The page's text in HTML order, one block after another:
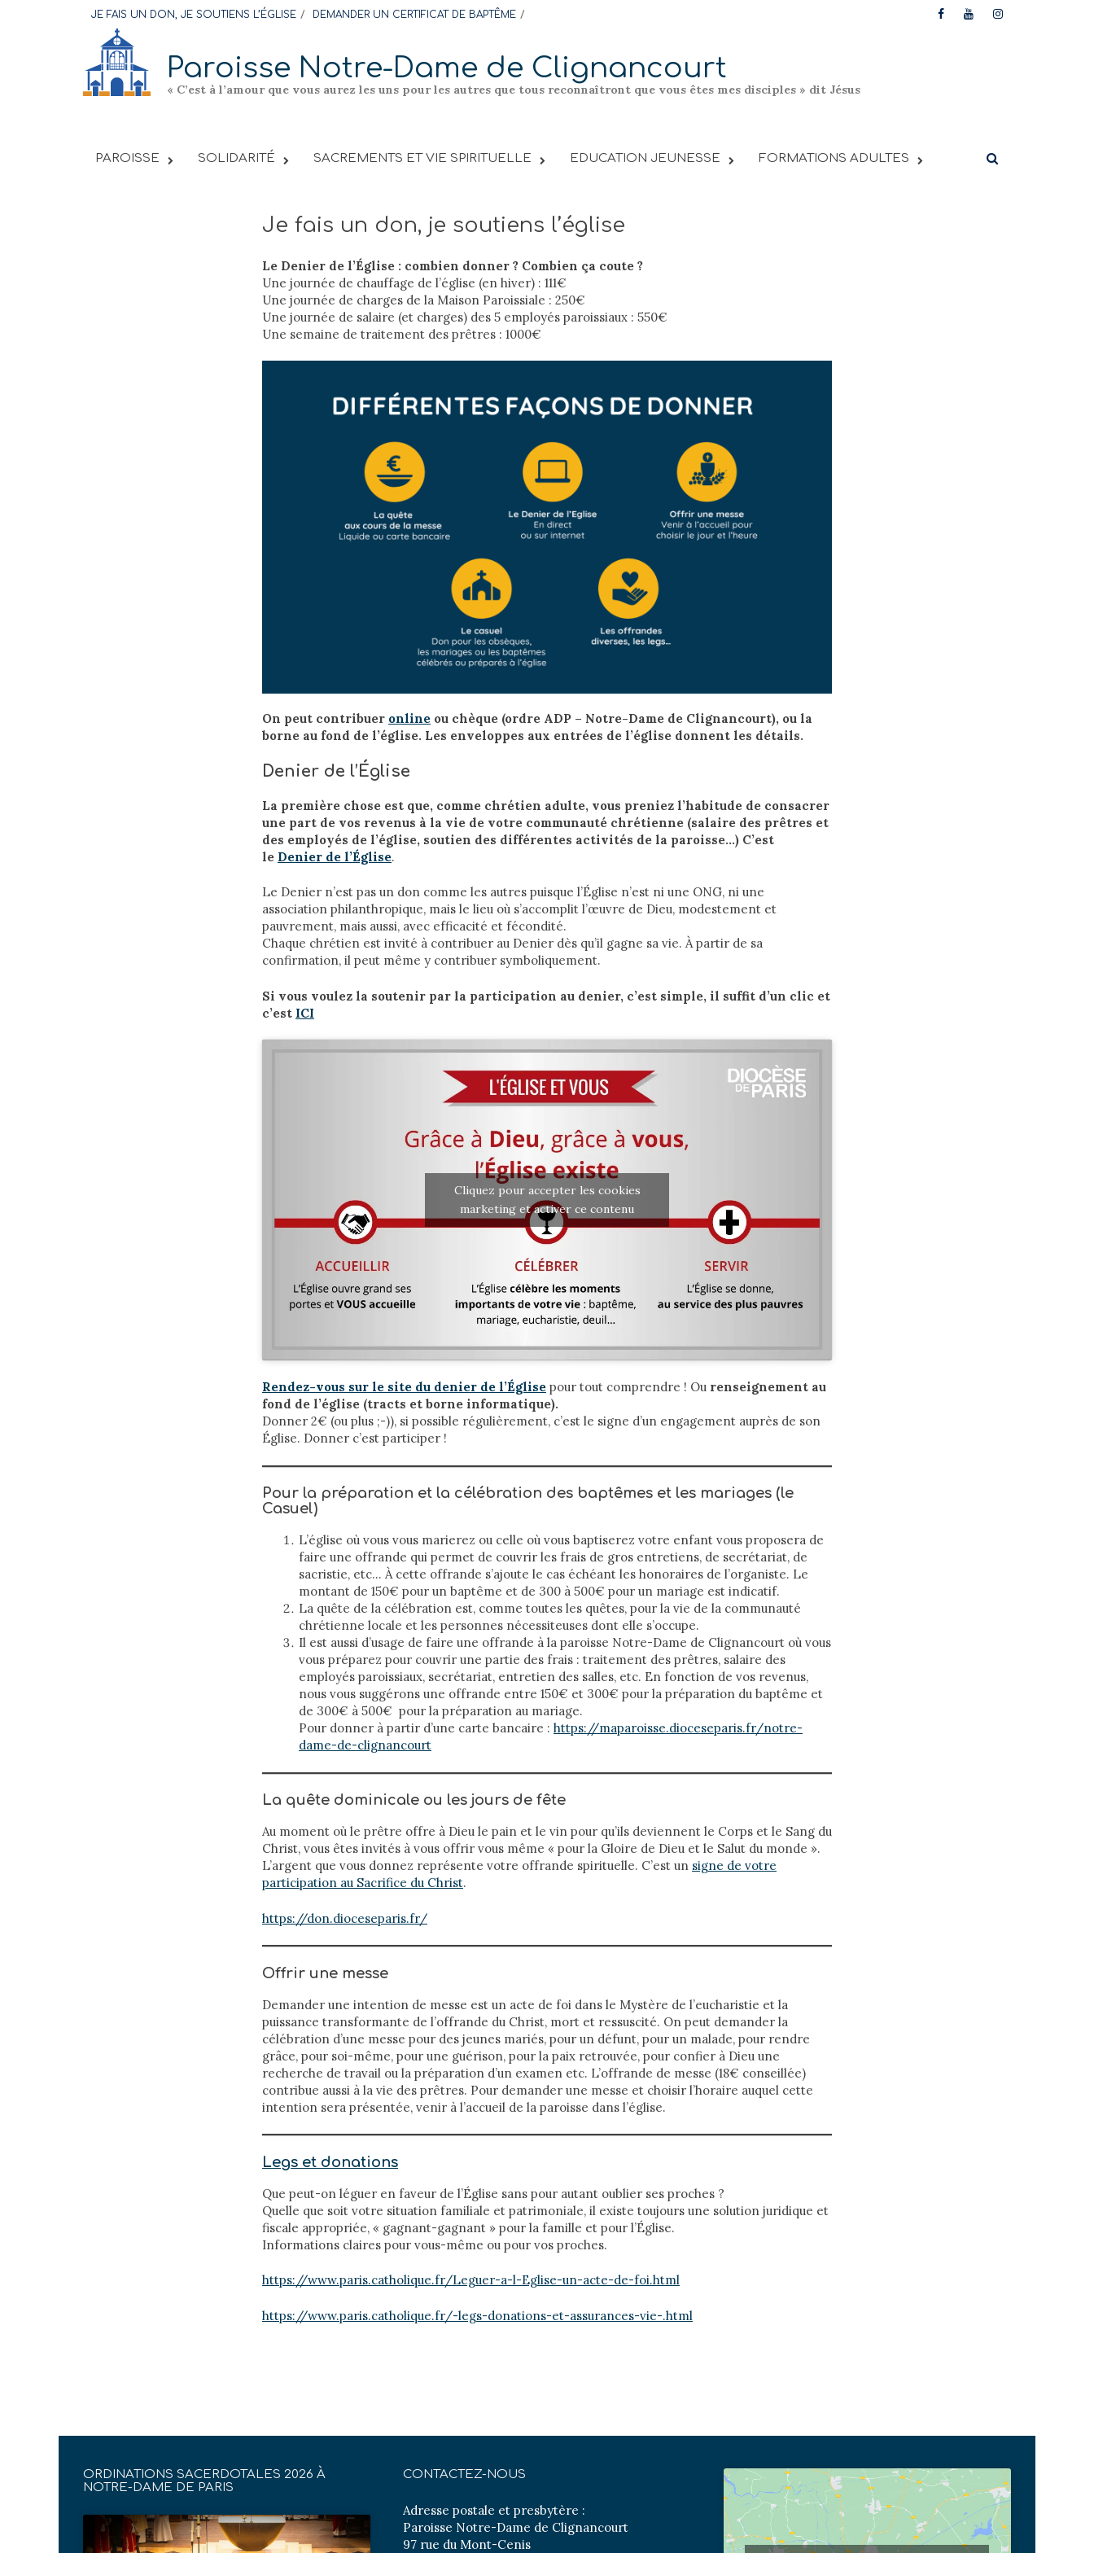
content
JE FAIS UN DON, JE SOUTIENS L’ÉGLISE DEMANDER UN CERTIFICAT DE BAPTÊME
Paroisse Notre-Dame de Clignancourt
« C’est à l’amour que vous aurez les uns pour les autres que tous reconnaîtront que vous êtes mes disciples » dit Jésus
PAROISSE SOLIDARITÉ SACREMENTS ET VIE SPIRITUELLE EDUCATION JEUNESSE FORMATIONS ADULTES
Je fais un don, je soutiens l’église
Le Denier de l’Église : combien donner ? Combien ça coute ?
Une journée de chauffage de l’église (en hiver) : 111€
Une journée de charges de la Maison Paroissiale : 250€
Une journée de salaire (et charges) des 5 employés paroissiaux : 550€
Une semaine de traitement des prêtres : 1000€
On peut contribuer online ou chèque (ordre ADP – Notre-Dame de Clignancourt), ou la
borne au fond de l’église. Les enveloppes aux entrées de l’église donnent les détails.
Denier de l’Église
La première chose est que, comme chrétien adulte, vous preniez l’habitude de consacrer
une part de vos revenus à la vie de votre communauté chrétienne (salaire des prêtres et
des employés de l’église, soutien des différentes activités de la paroisse…) C’est
le Denier de l’Église.
Le Denier n’est pas un don comme les autres puisque l’Église n’est ni une ONG, ni une
association philanthropique, mais le lieu où s’accomplit l’œuvre de Dieu, modestement et
pauvrement, mais aussi, avec efficacité et fécondité.
Chaque chrétien est invité à contribuer au Denier dès qu’il gagne sa vie. À partir de sa
confirmation, il peut même y contribuer symboliquement.
Si vous voulez la soutenir par la participation au denier, c’est simple, il suffit d’un clic et
c’est ICI
Cliquez pour accepter les cookies
marketing et activer ce contenu
Rendez-vous sur le site du denier de l’Église pour tout comprendre ! Ou renseignement au
fond de l’église (tracts et borne informatique).
Donner 2€ (ou plus ;-)), si possible régulièrement, c’est le signe d’un engagement auprès de son
Église. Donner c’est participer !
Pour la préparation et la célébration des baptêmes et les mariages (le
Casuel)
L’église où vous vous marierez ou celle où vous baptiserez votre enfant vous proposera de
faire une offrande qui permet de couvrir les frais de gros entretiens, de secrétariat, de
sacristie, etc… À cette offrande s’ajoute le cas échéant les honoraires de l’organiste. Le
montant de 150€ pour un baptême et de 300 à 500€ pour un mariage est indicatif.
La quête de la célébration est, comme toutes les quêtes, pour la vie de la communauté
chrétienne locale et les personnes nécessiteuses dont elle s’occupe.
Il est aussi d’usage de faire une offrande à la paroisse Notre-Dame de Clignancourt où vous
vous préparez pour couvrir une partie des frais : traitement des prêtres, salaire des
employés paroissiaux, secrétariat, entretien des salles, etc. En fonction de vos revenus,
nous vous suggérons une offrande entre 150€ et 300€ pour la préparation du baptême et
de 300€ à 500€ pour la préparation au mariage.
Pour donner à partir d’une carte bancaire : https://maparoisse.dioceseparis.fr/notre-
dame-de-clignancourt
La quête dominicale ou les jours de fête
Au moment où le prêtre offre à Dieu le pain et le vin pour qu’ils deviennent le Corps et le Sang du
Christ, vous êtes invités à vous offrir vous même « pour la Gloire de Dieu et le Salut du monde ».
L’argent que vous donnez représente votre offrande spirituelle. C’est un signe de votre
participation au Sacrifice du Christ.
https://don.dioceseparis.fr/
Offrir une messe
Demander une intention de messe est un acte de foi dans le Mystère de l’eucharistie et la
puissance transformante de l’offrande du Christ, mort et ressuscité. On peut demander la
célébration d’une messe pour des jeunes mariés, pour un défunt, pour un malade, pour rendre
grâce, pour soi-même, pour une guérison, pour la paix retrouvée, pour confier à Dieu une
recherche de travail ou la préparation d’un examen etc. L’offrande de messe (18€ conseillée)
contribue aussi à la vie des prêtres. Pour demander une messe et choisir l’horaire auquel cette
intention sera présentée, venir à l’accueil de la paroisse dans l’église.
Legs et donations
Que peut-on léguer en faveur de l’Église sans pour autant oublier ses proches ?
Quelle que soit votre situation familiale et patrimoniale, il existe toujours une solution juridique et
fiscale appropriée, « gagnant-gagnant » pour la famille et pour l’Église.
Informations claires pour vous-même ou pour vos proches.
https://www.paris.catholique.fr/Leguer-a-l-Eglise-un-acte-de-foi.html
https://www.paris.catholique.fr/-legs-donations-et-assurances-vie-.html
ORDINATIONS SACERDOTALES 2026 À
NOTRE-DAME DE PARIS
CONTACTEZ-NOUS
Adresse postale et presbytère :
Paroisse Notre-Dame de Clignancourt
97 rue du Mont-Cenis